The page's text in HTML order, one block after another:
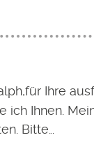
Ihre
ich Ihnen.
Bitte…